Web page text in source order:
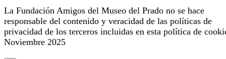
La Fundación Amigos del Museo del Prado no se hace
responsable del contenido y veracidad de las políticas de
privacidad de los terceros incluidas en esta política de
Noviembre 2025